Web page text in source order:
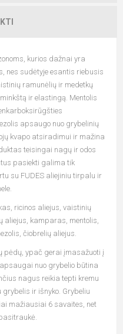
kurios dažnai yra
nes sudėtyje esantis riebusis
ramunėlių ir medetkų
ir elastingą. Mentolis
apsaugo nuo grybelinių
kvapo atsiradimui ir mažina
teisingai nagų ir odos
pasiekti galima tik
su FUDES aliejiniu tirpalu ir
ricinos aliejus, vaistinių
aliejus, kamparas, mentolis,
čiobrelių aliejus.
pėdų, ypač gerai įmasažuoti į
nuo grybelio būtina
nagus reikia tepti kremu
ir išnyko. Grybeliu
mažiausiai 6 savaites, net